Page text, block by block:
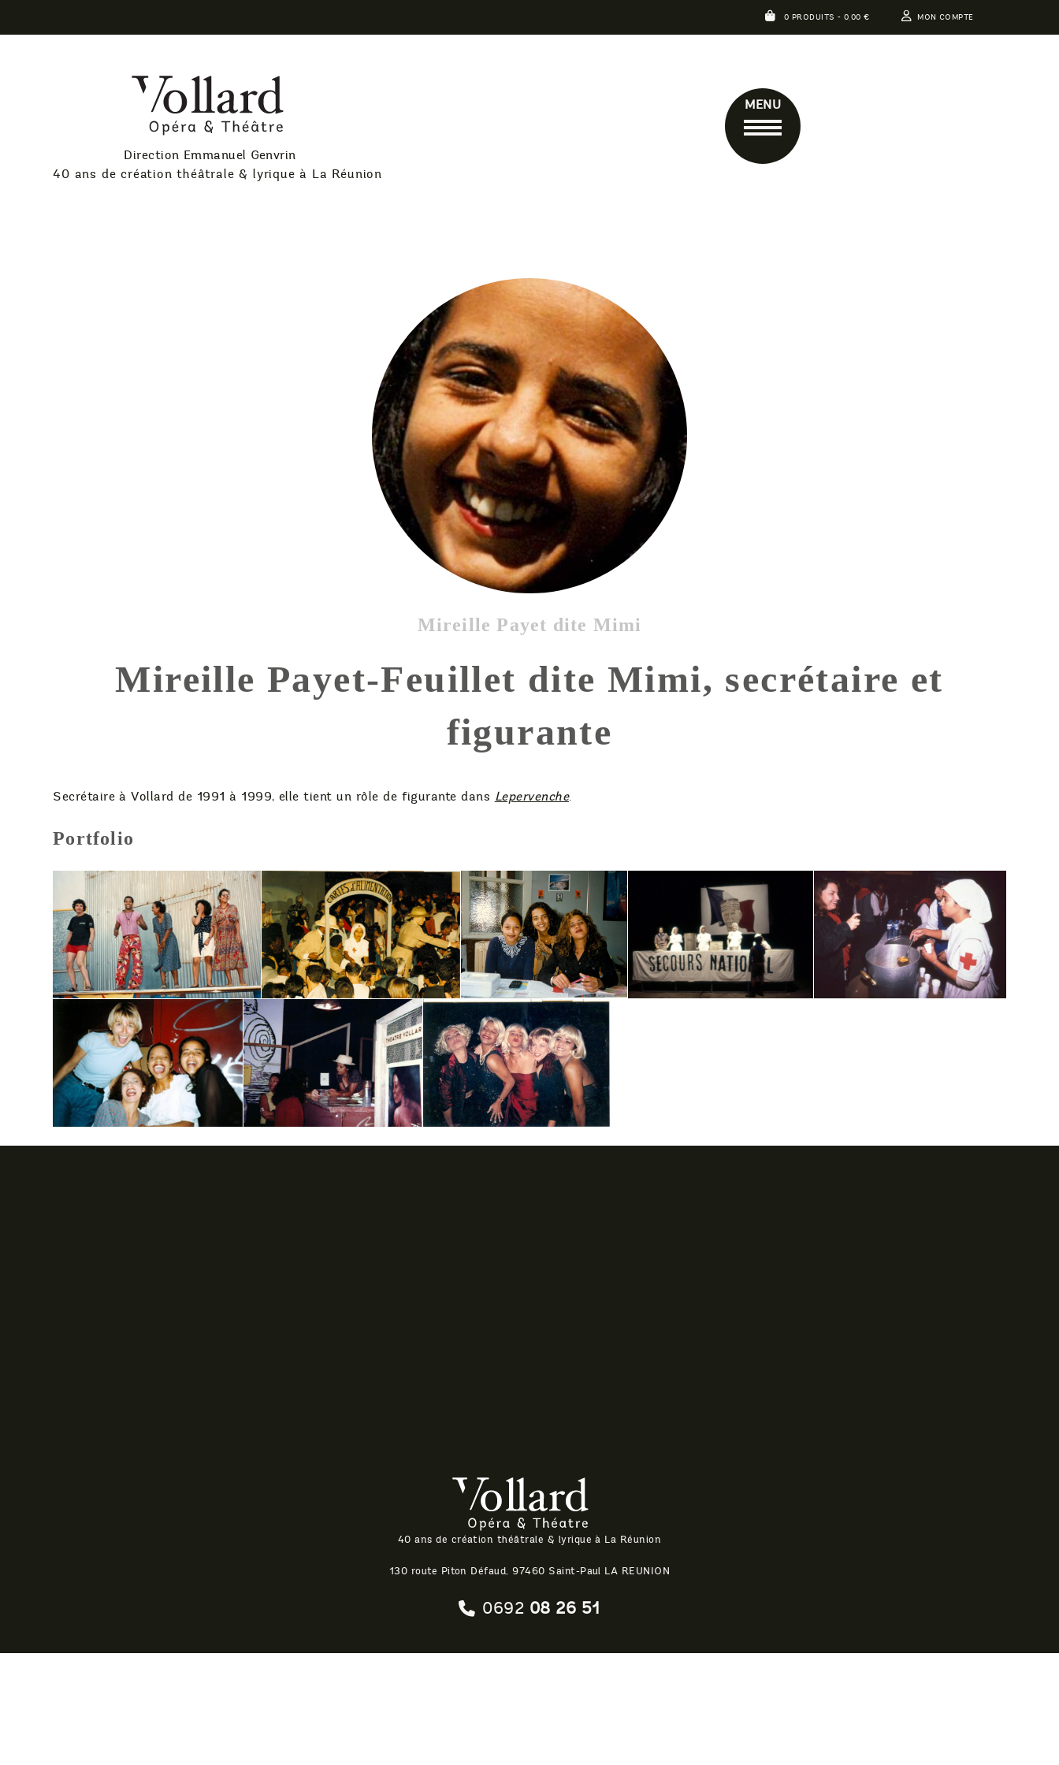
MON COMPTE
0 PRODUITS - 0,00€
Théatre
Vollard
Direction Emmanuel Genvrin
40 ans de création théâtrale & lyrique à La Réunion
MENU
Mireille Payet dite Mimi
Mireille Payet-Feuillet dite Mimi, secrétaire et
figurante
Secrétaire à Vollard de 1991 à 1999, elle tient un rôle de figurante dans Lepervenche.
Portfolio
Théatre Vollard
40 ans de création théâtrale & lyrique à La Réunion
130 route Piton Défaud, 97460 Saint-Paul LA REUNION
0692 08 26 51